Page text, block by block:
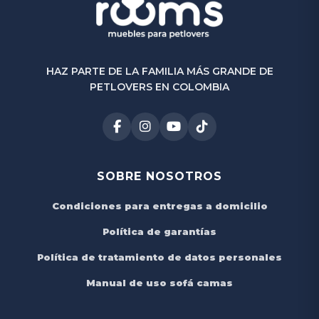
HAZ PARTE DE LA FAMILIA MÁS GRANDE DE
PETLOVERS EN COLOMBIA
SOBRE NOSOTROS
Condiciones para entregas a domicilio
Política de garantías
Política de tratamiento de datos personales
Manual de uso sofá camas